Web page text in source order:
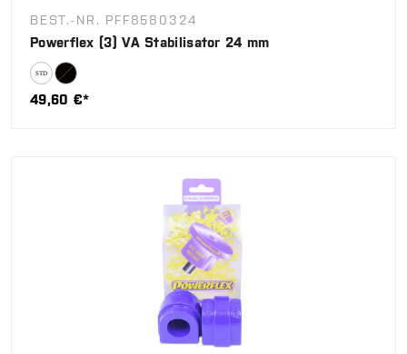
BEST.-NR. PFF8580324
Powerflex (3) VA Stabilisator 24 mm
49,60 €*